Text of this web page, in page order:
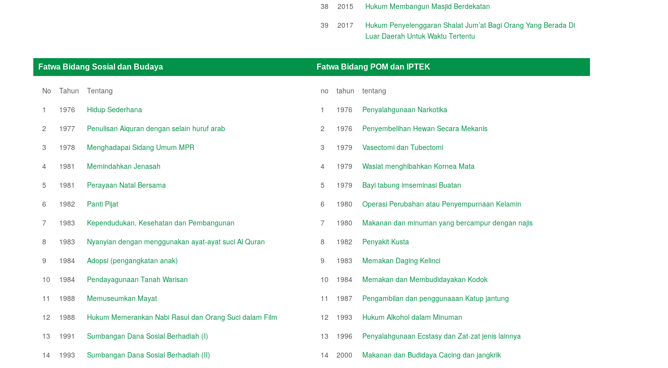
38
2015
Hukum Membangun Masjid Berdekatan
39
2017
Hukum Penyelenggaran Shalat Jum’at Bagi Orang Yang Berada Di
Luar Daerah Untuk Waktu Tertentu
Fatwa Bidang Sosial dan Budaya Fatwa Bidang POM dan IPTEK
No Tahun
Tentang
1
1976
Hidup Sederhana
2
1977
Penulisan Alquran dengan selain huruf arab
3
1978
Menghadapai Sidang Umum MPR
4
1981
Memindahkan Jenasah
5
1981
Perayaan Natal Bersama
6
1982
Panti Pijat
7
1983
Kependudukan, Kesehatan dan Pembangunan
8
1983
Nyanyian dengan menggunakan ayat-ayat suci Al Quran
9
1984
Adopsi (pengangkatan anak)
10
1984
Pendayagunaan Tanah Warisan
11
1988
Memuseumkan Mayat
12
1988
Hukum Memerankan Nabi Rasul dan Orang Suci dalam Film
13
1991
Sumbangan Dana Sosial Berhadiah (I)
14
1993
Sumbangan Dana Sosial Berhadiah (II)
no tahun
tentang
1
1976
Penyalahgunaan Narkotika
2
1976
Penyembelihan Hewan Secara Mekanis
3
1979
Vasectomi dan Tubectomi
4
1979
Wasiat menghibahkan Kornea Mata
5
1979
Bayi tabung imseminasi Buatan
6
1980
Operasi Perubahan atau Penyempurnaan Kelamin
7
1980
Makanan dan minuman yang bercampur dengan najis
8
1982
Penyakit Kusta
9
1983
Memakan Daging Kelinci
10
1984
Memakan dan Membudidayakan Kodok
11
1987
Pengambilan dan penggunaaan Katup jantung
12
1993
Hukum Alkohol dalam Minuman
13
1996
Penyalahgunaan Ecstasy dan Zat-zat jenis lainnya
14
2000
Makanan dan Budidaya Cacing dan jangkrik